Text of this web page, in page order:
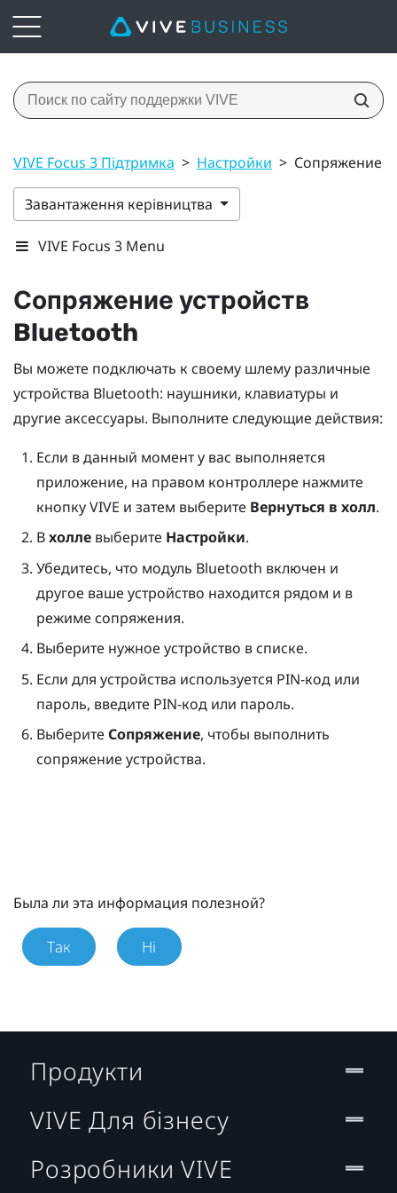
VIVE Focus 3 Підтримка > Настройки > Сопряжение
Завантаження керівництва
VIVE Focus 3 Menu
Сопряжение устройств
Bluetooth
Вы можете подключать к своему шлему различные
устройства Bluetooth: наушники, клавиатуры и
другие аксессуары. Выполните следующие действия:
Если в данный момент у вас выполняется
приложение, на правом контроллере нажмите
кнопкуVIVE и затем выберите Вернуться в холл.
Вхоллевыберите Настройки.
Убедитесь, что модуль Bluetooth включен и
другое ваше устройство находится рядом и в
режиме сопряжения.
Выберите нужное устройство в списке.
Если для устройства используется PIN-код или
пароль, введите PIN-код или пароль.
Выберите Сопряжение, чтобы выполнить
сопряжение устройства.
Была ли эта информация полезной?
Так Ні
Продукти
VIVE Для бізнесу
Розробники VIVE